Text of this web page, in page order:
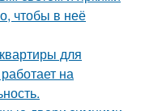
чтобы в неё
для
на